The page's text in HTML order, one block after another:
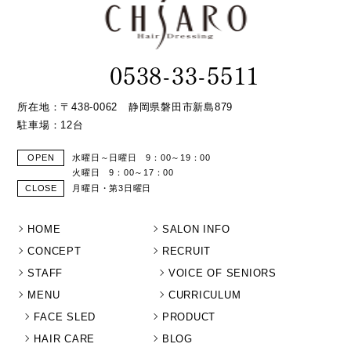
0538-33-5511
所在地：〒438-0062 静岡県磐田市新島879
駐車場：12台
OPEN
水曜日～日曜日 9：00～19：00
火曜日 9：00～17：00
CLOSE
月曜日・第3日曜日
HOME
CONCEPT
STAFF
MENU
FACE SLED
HAIR CARE
SALON INFO
RECRUIT
VOICE OF SENIORS
CURRICULUM
PRODUCT
BLOG